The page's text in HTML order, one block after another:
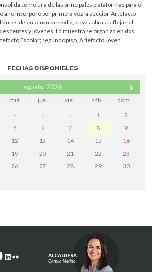
como una de las principales plataformas para el
año incorporó por primera vez la sección Artefacto
de enseñanza media, cuyas obras reflejan el
y jóvenes. La muestra se organiza en dos
Escolar; segundo piso, Artefacto Joven.
FECHAS DISPONIBLES
agosto, 2026
mié. jue. vie. sáb. dom.
- - - 1
2
5 6 7 8
9
12 13 14 15
16
19 20 21 22
23
26 27 28 29
30
ALCALDESA
Camila Merino